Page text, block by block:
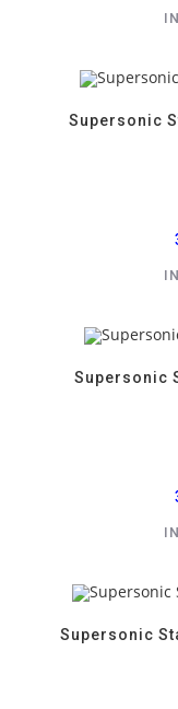
Supersonic
Supersonic
Supersonic